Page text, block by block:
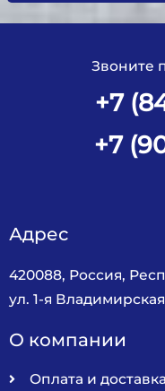
Звоните
+7
+7
Адрес
420088, Россия,
ул. 1-я Владимирская
О компании
Оплата и доставка